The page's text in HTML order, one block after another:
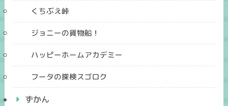
くちぶえ峠
ジョニーの貨物船！
ハッピーホームアカデミー
フータの探検スゴロク
ずかん